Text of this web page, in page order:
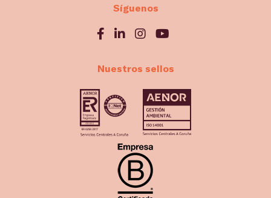
Síguenos
Nuestros sellos